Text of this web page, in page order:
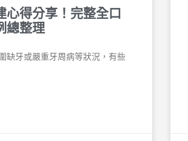
心得分享！完整全口
總整理
缺牙或嚴重牙周病等狀況，有些